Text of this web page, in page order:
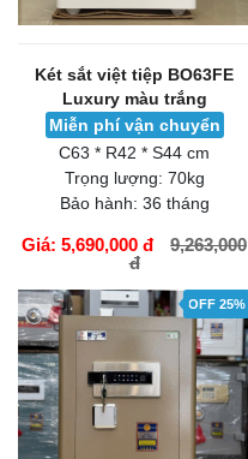
Két sắt việt tiệp BO63FE
Luxury màu trắng
Miễn phí vận chuyển
C63 * R42 * S44 cm
Trọng lượng: 70kg
Bảo hành: 36 tháng
Giá: 5,690,000 đ
9,263,000
đ
OFF 25%